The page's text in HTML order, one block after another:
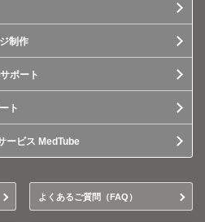
制作
ポート
ト
ービス MedTube
よくあるご質問（FAQ）